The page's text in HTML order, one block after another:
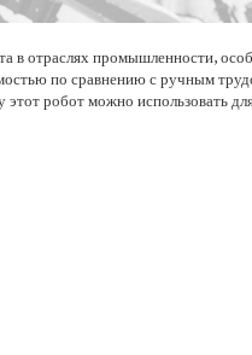
в отраслях промышленности,
по сравнению с ручным
робот можно использовать